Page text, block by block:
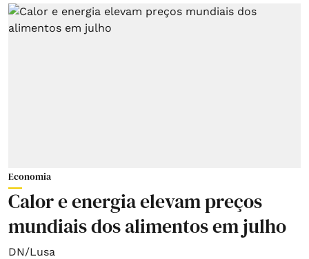
Economia
Calor e energia elevam preços
mundiais dos alimentos em julho
DN/Lusa